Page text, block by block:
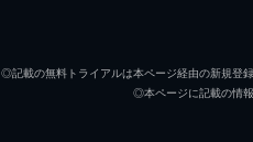
ネルソン
◎記載の無料トライアルは本ページ経由の新規登
◎本ページに記載の情